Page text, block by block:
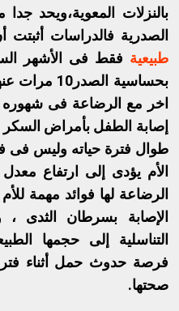
بالنزلات المعوية،ويحد
الصدرية فالدراسات
طبيعية فقط فى الأشهر
بحساسية
اخر مع الرضاعة فى شهوره
إصابة الطفل بأمراض
طوال فترة حياته وليس فى
الأم يؤدى إلى ارتفاع
الرضاعة لها فوائد مهمة
الإصابة بسرطان الثدى
التناسلية إلى حجمها
فرصة حدوث حمل أثناء
صحتها.